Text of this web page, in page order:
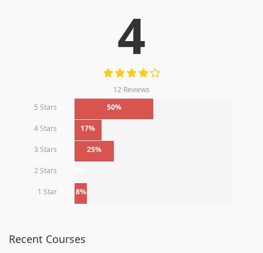
4
12 Reviews
5 Stars
50%
4 Stars 17%
3 Stars 25%
2 Stars
1 Star 8%
Recent Courses